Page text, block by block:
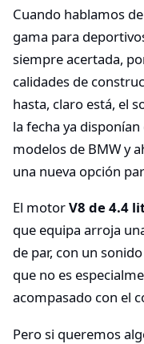
Cuando hablamos
gama para
siempre acertada,
calidades de
hasta, claro está, el
la fecha ya
modelos de BMW y
una nueva opción
El motorV8 de 4.4
que equipa arroja
de par, con un
que no es
acompasado con el
Pero si queremos